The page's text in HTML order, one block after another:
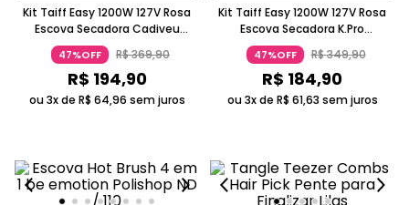
Kit Taiff Easy 1200W 127V Rosa
Escova Secadora Cadiveu
Essentials Quartzo Shine Sérum
(2 produtos)
47%OFF R$369,90
R$ 194,90
ou 3x de R$ 64,96 sem juros
Kit Taiff Easy 1200W 127V Rosa
Escova Secadora K.Pro
Profissional Régener Ampola (2
produtos)
47%OFF R$349,90
R$ 184,90
ou 3x de R$ 61,63 sem juros